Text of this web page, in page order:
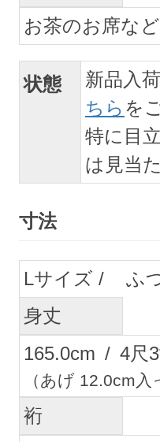
お茶のお席な
状態 新品入
ちら を
特に目
は見当
寸法
L
ふ
身丈
165.0cm / 4尺3
（あげ 12.0cm入
裄